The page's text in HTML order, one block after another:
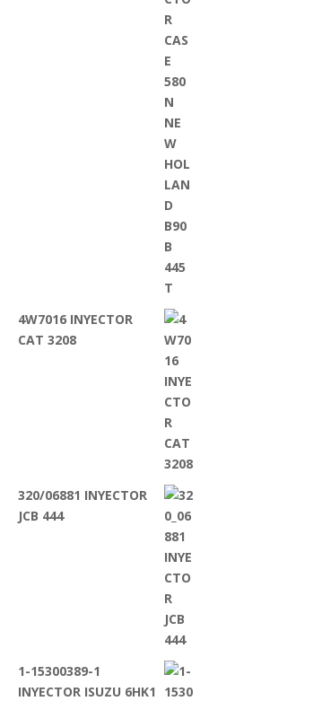
4W7016 INYECTOR
CAT 3208
320/06881 INYECTOR
JCB 444
1-15300389-1
INYECTOR ISUZU 6HK1